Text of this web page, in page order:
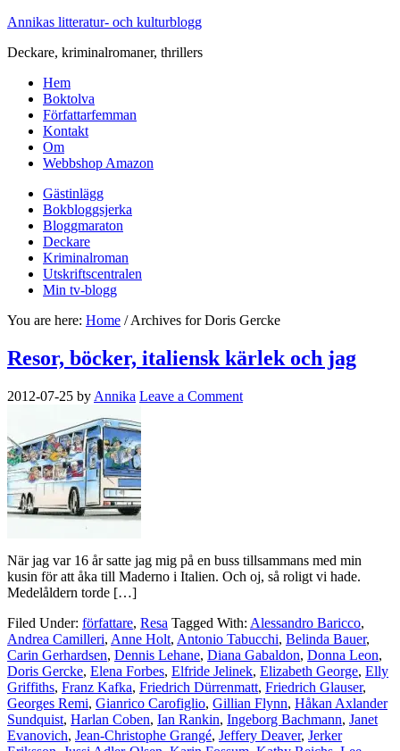
Annikas litteratur- och kulturblogg
Deckare, kriminalromaner, thrillers
Hem
Boktolva
Författarfemman
Kontakt
Om
Webbshop Amazon
Gästinlägg
Bokbloggsjerka
Bloggmaraton
Deckare
Kriminalroman
Utskriftscentralen
Min tv-blogg
You are here: Home /Archives for Doris Gercke
Resor, böcker, italiensk kärlek och jag
2012-07-25 by Annika Leave a Comment
När jag var 16 år satte jag mig på en buss tillsammans med min
kusin för att åka till Maderno i Italien. Och oj, så roligt vi hade.
Medelåldern torde […]
Filed Under: författare, Resa Tagged With: Alessandro Baricco,
Andrea Camilleri, Anne Holt, Antonio Tabucchi, Belinda Bauer,
Carin Gerhardsen, Dennis Lehane, Diana Gabaldon, Donna Leon,
Doris Gercke, Elena Forbes, Elfride Jelinek, Elizabeth George, Elly
Griffiths, Franz Kafka, Friedrich Dürrenmatt, Friedrich Glauser,
Georges Remi, Gianrico Carofiglio, Gillian Flynn, Håkan Axlander
Sundquist, Harlan Coben, Ian Rankin, Ingeborg Bachmann, Janet
Evanovich, Jean-Christophe Grangé, Jeffery Deaver, Jerker